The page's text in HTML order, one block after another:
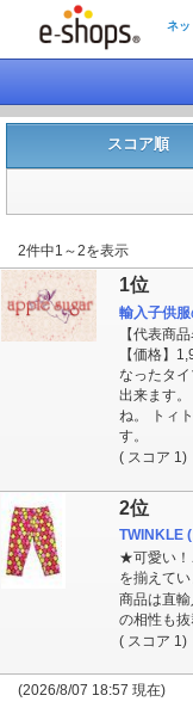
ネッ
スコア順
2件中1～2を表示
1位
輸入子供
【代表商
【価格】
なったタ
出来ます
ね。 トィ
す。
( スコア 1)
2位
TWINKLE
★可愛い！
を揃えて
商品は直
の相性も
( スコア 1)
(2026/8/07 18:57 現在)